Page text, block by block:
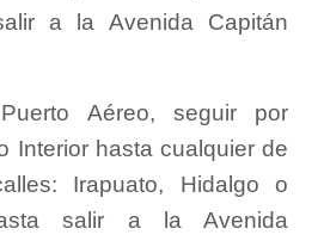
a la Avenida Capitán
Aéreo, seguir por
Interior hasta cualquier de
Irapuato, Hidalgo o
salir a la Avenida